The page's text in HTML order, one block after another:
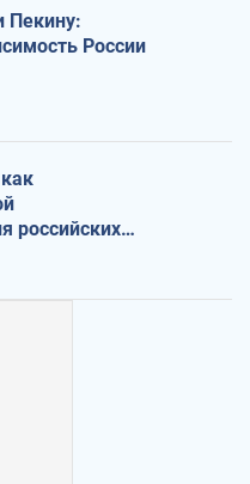
Пекину:
России
российских